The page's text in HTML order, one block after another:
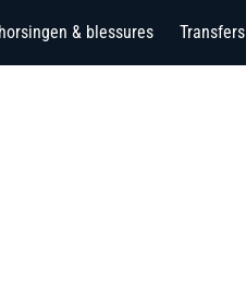
& blessures Transfers